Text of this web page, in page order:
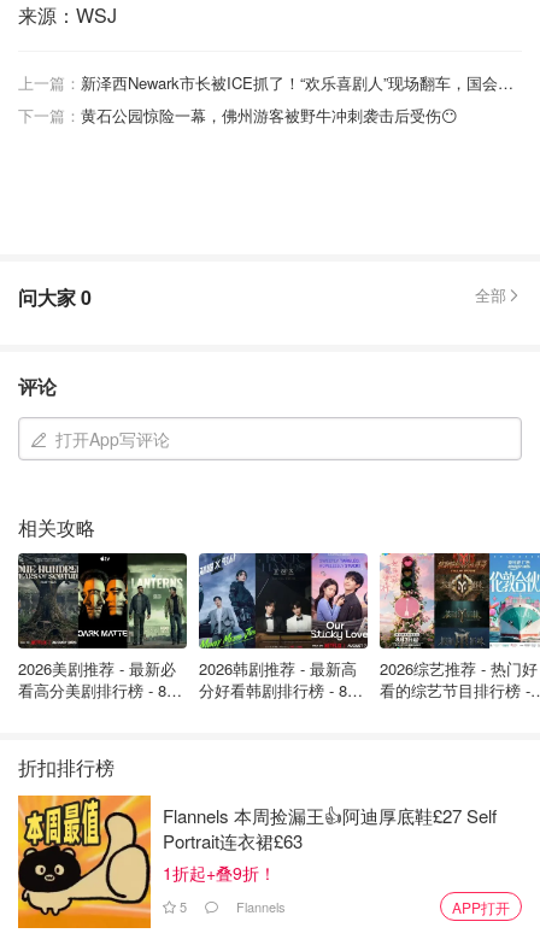
来源：WSJ
上一篇：
新泽西Newark市长被ICE抓了！“欢乐喜剧人”现场翻车，国会议员也没躲过
下一篇： 黄石公园惊险一幕，佛州游客被野牛冲刺袭击后受伤😶
问大家0 全部
评论
打开App写评论
相关攻略
2026美剧推荐 - 最新必
看高分美剧排行榜 - 8月
2026韩剧推荐 - 最新高
分好看韩剧排行榜 - 8月
2026综艺推荐 - 热门好
看的综艺节目排行榜 -
折扣排行榜
Flannels 本周捡漏王👍阿迪厚底鞋£27 Self
Portrait连衣裙£63
1折起+叠9折！
5 Flannels APP打开